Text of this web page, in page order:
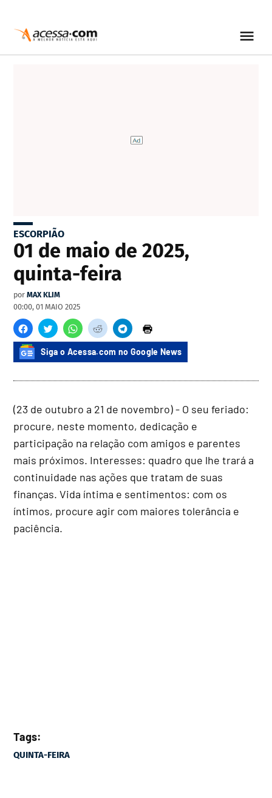
ESCORPIÃO
01 de maio de 2025,
quinta-feira
por MAX KLIM
00:00, 01 MAIO 2025
Siga o Acessa.com no Google News
(23 de outubro a 21 de novembro) - O seu feriado:
procure, neste momento, dedicação e
participação na relação com amigos e parentes
mais próximos. Interesses: quadro que lhe trará a
continuidade nas ações que tratam de suas
finanças. Vida íntima e sentimentos: com os
íntimos, procure agir com maiores tolerância e
paciência.
Tags:
QUINTA-FEIRA